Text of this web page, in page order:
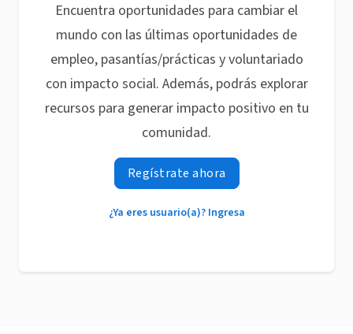
Encuentra oportunidades para cambiar el
mundo con las últimas oportunidades de
empleo, pasantías/prácticas y voluntariado
con impacto social. Además, podrás explorar
recursos para generar impacto positivo en tu
comunidad.
Regístrate ahora
¿Ya eres usuario(a)? Ingresa